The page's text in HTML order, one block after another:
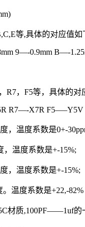
等,具体的对应值如
9—-0.9mm B—-
R7，F5等，具体的对
R7—-X7R F5—–Y5V
，温度系数是0+-
温度系数是+-15%;
，温度系数是+-15%;
温度系数是+22,-82%
材质,100PF——1uf的